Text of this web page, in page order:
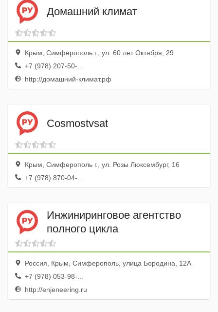
Домашний климат
Крым, Симферополь г., ул. 60 лет Октября, 29
+7 (978) 207-50-...
http://домашний-климат.рф
Cosmostvsat
Крым, Симферополь г., ул. Розы Люксембург, 16
+7 (978) 870-04-...
Инжиниринговое агентство
полного цикла
Россия, Крым, Симферополь, улица Бородина, 12А
+7 (978) 053-98-...
http://enjeneering.ru